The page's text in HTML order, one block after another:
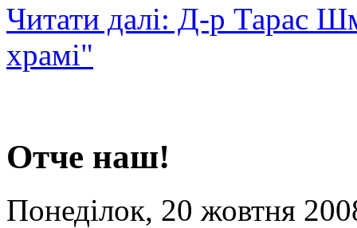
Читати далі: Д-р Тарас
храмі"
Отче наш!
Понеділок, 20 жовтня